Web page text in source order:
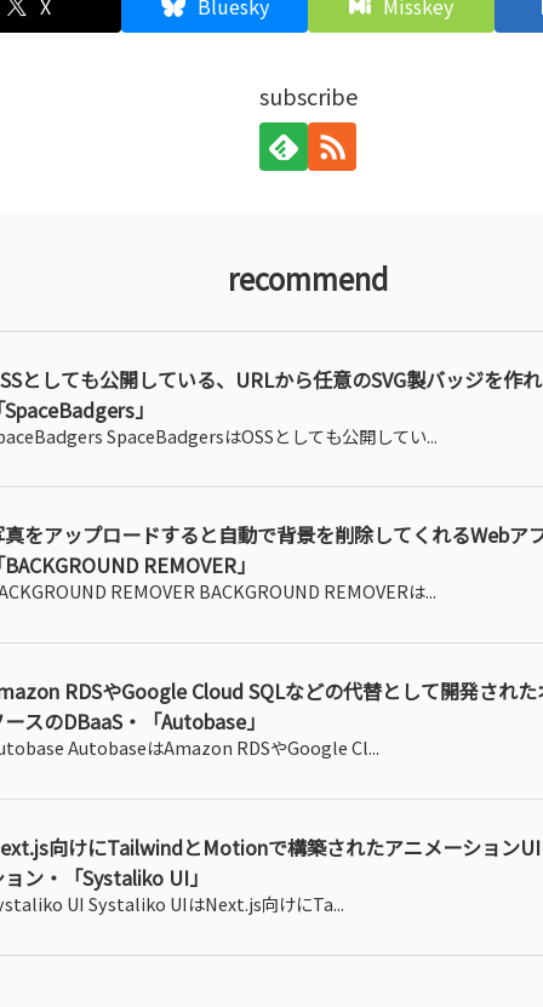
subscribe
recommend
としても公開している、URLから任意のSVG製バッジを作れ
」
SpaceBadgersはOSSとしても公開してい...
をアップロードすると自動で背景を削除してくれるWebア
REMOVER」
REMOVER BACKGROUND REMOVERは...
RDSやGoogle Cloud SQLなどの代替として開発され
スのDBaaS・「Autobase」
AutobaseはAmazon RDSやGoogle Cl...
向けにTailwindとMotionで構築されたアニメーション
ン・「Systaliko UI」
UI Systaliko UIはNext.js向けにTa...